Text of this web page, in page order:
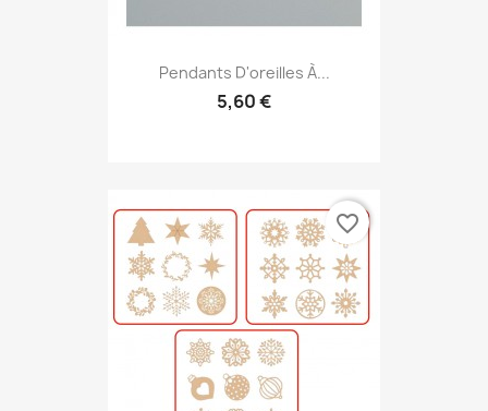
Pendants D'oreilles À...
5,60 €
favorite_border